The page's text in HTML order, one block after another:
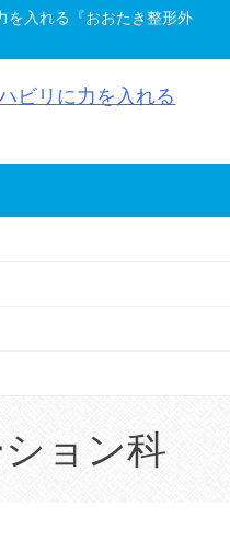
を入れる『おおたき整形外
ョン科